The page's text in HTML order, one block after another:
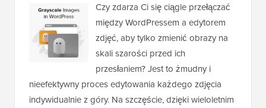
Czy zdarza Ci się ciągle przełączać
między WordPressem a edytorem
zdjęć, aby tylko zmienić obrazy na
skali szarości przed ich
przesłaniem? Jest to żmudny i
nieefektywny proces edytowania każdego zdjęcia
indywidualnie z góry. Na szczęście, dzięki wieloletnim